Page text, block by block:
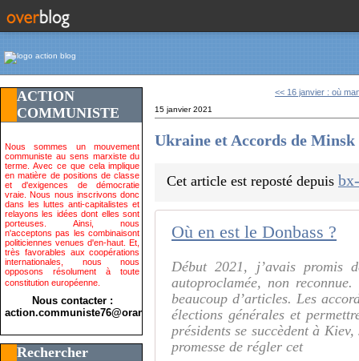
ACTION
COMMUNISTE
Nous sommes un mouvement
communiste au sens marxiste du
terme. Avec ce que cela implique
en matière de positions de classe
et d'exigences de démocratie
vraie. Nous nous inscrivons donc
dans les luttes anti-capitalistes et
relayons les idées dont elles sont
porteuses. Ainsi, nous
n'acceptons pas les combinaisont
politiciennes venues d'en-haut. Et,
très favorables aux coopérations
internationales, nous nous
opposons résolument à toute
constitution européenne.
Nous contacter :
action.communiste76@orange.fr>
Rechercher
<< 16 janvier : où
15 janvier 2021
Ukraine et Accords de Minsk
Cet article est reposté depuis
Où en est le Donbass ?
Début 2021, j’avais promis
autoproclamée, non
beaucoup d’articles. Les
élections générales et
présidents se succèdent à
promesse de régler cet